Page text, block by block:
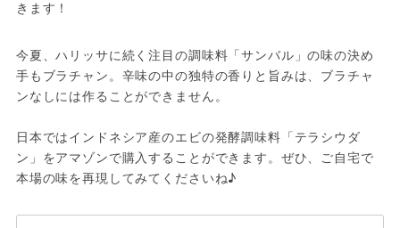
きます！
今夏、ハリッサに続く注目の調味料「サンバル」の味の決め
手もブラチャン。辛味の中の独特の香りと旨みは、ブラチャ
ンなしには作ることができません。
日本ではインドネシア産のエビの発酵調味料「テラシウダ
ン」をアマゾンで購入することができます。ぜひ、ご自宅で
本場の味を再現してみてくださいね♪